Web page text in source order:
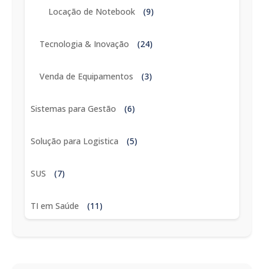
Locação de Notebook (9)
Tecnologia & Inovação (24)
Venda de Equipamentos (3)
Sistemas para Gestão (6)
Solução para Logistica (5)
SUS (7)
TI em Saúde (11)